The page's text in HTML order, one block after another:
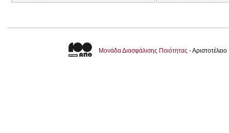
Μονάδα Διασφάλισης Ποιότητας -